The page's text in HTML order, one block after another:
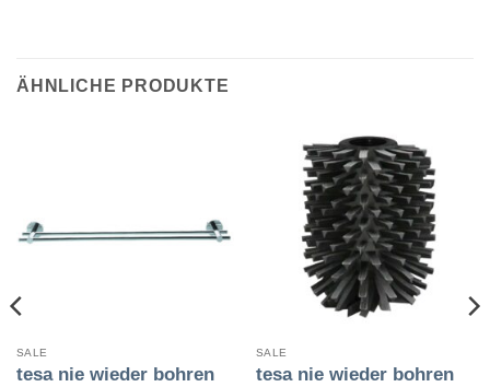
ÄHNLICHE PRODUKTE
SALE
tesa nie wieder bohren
SALE
tesa nie wieder bohren